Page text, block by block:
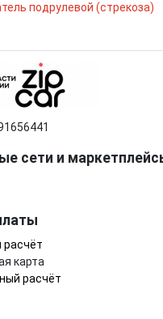
подрулевой (стрекоза)
сети и
расчёт
карта
расчёт